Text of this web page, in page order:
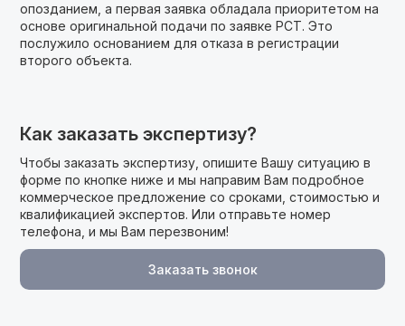
опозданием, а первая заявка обладала приоритетом на
основе оригинальной подачи по заявке РСТ. Это
послужило основанием для отказа в регистрации
второго объекта.
Как заказать экспертизу?
Чтобы заказать экспертизу, опишите Вашу ситуацию в
форме по кнопке ниже и мы направим Вам подробное
коммерческое предложение cо сроками, стоимостью и
квалификацией экспертов. Или отправьте номер
телефона, и мы Вам перезвоним!
Заказать звонок